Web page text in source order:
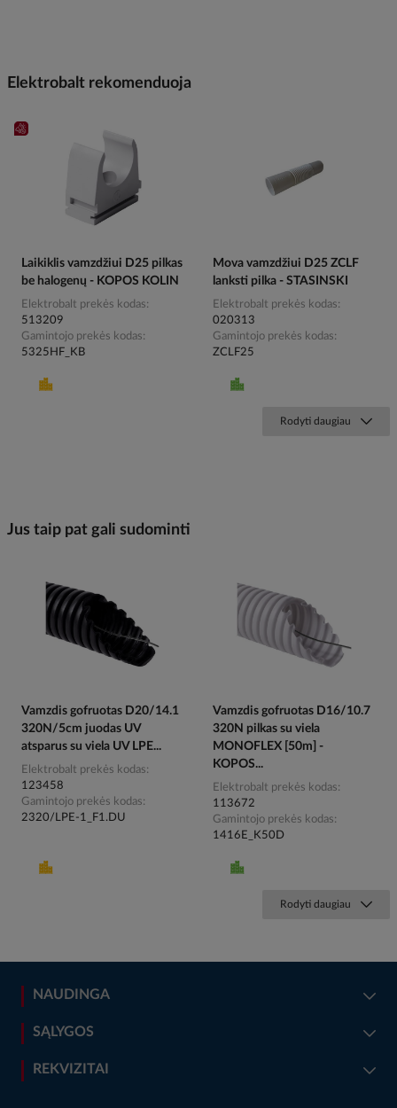
Elektrobalt rekomenduoja
Laikiklis vamzdžiui D25 pilkas
be halogenų - KOPOS KOLIN
Elektrobalt prekės kodas
513209
Gamintojo prekės kodas
5325HF_KB
Mova vamzdžiui D25 ZCLF
lanksti pilka - STASINSKI
Elektrobalt prekės kodas
020313
Gamintojo prekės kodas
ZCLF25
Rodyti daugiau
Jus taip pat gali sudominti
Vamzdis gofruotas D20/14.1
320N/5cm juodas UV
atsparus su viela UV LPE...
Elektrobalt prekės kodas
123458
Gamintojo prekės kodas
2320/LPE-1_F1.DU
Vamzdis gofruotas D16/10.7
320N pilkas su viela
MONOFLEX [50m] -
KOPOS...
Elektrobalt prekės kodas
113672
Gamintojo prekės kodas
1416E_K50D
Rodyti daugiau
NAUDINGA
SĄLYGOS
REKVIZITAI